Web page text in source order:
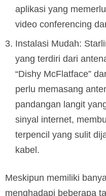
aplikasi yang
video conferencing
Instalasi Mudah:
yang terdiri dari
“Dishy McFlatface”
perlu memasang
pandangan langit
sinyal internet,
terpencil yang sulit
kabel.
Meskipun memiliki
menghadapi beberapa